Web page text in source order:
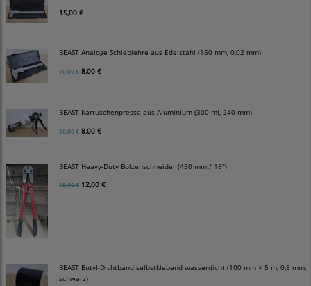
15,00 €
BEAST Analoge Schieblehre aus Edelstahl (150 mm, 0,02 mm)
10,00 € 8,00 €
BEAST Kartuschenpresse aus Aluminium (300 ml, 240 mm)
10,00 € 8,00 €
BEAST Heavy-Duty Bolzenschneider (450 mm / 18")
15,00 € 12,00 €
BEAST Butyl-Dichtband selbstklebend wasserdicht (100 mm × 5 m, 0,8 mm,
schwarz)